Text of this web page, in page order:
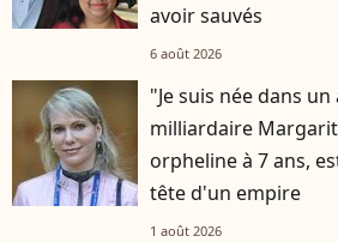
avoir sauvés
6 août 2026
"Je suis née dans
milliardaire
orpheline à 7 ans,
tête d'un empire
1 août 2026